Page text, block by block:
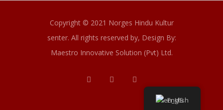
Copyright © 2021 Norges Hindu Kultur
senter. All rights reserved by, Design By:
Maestro Innovative Solution (Pvt) Ltd.
English